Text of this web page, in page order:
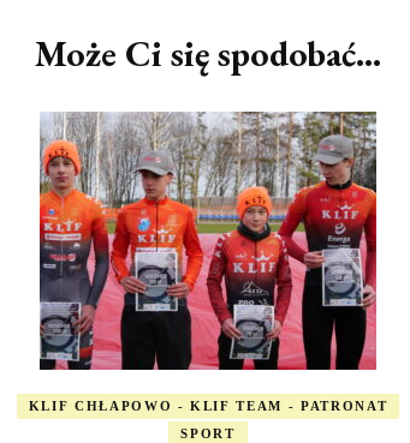
Może Ci się spodobać...
KLIF CHŁAPOWO - KLIF TEAM - PATRONAT
SPORT